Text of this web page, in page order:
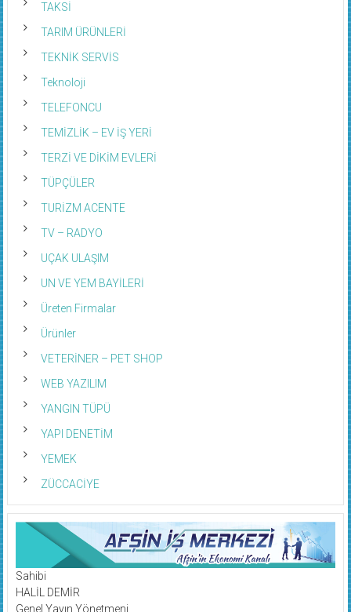
TAKSİ
TARIM ÜRÜNLERİ
TEKNİK SERVİS
Teknoloji
TELEFONCU
TEMİZLİK – EV İŞ YERİ
TERZİ VE DİKİM EVLERİ
TÜPÇÜLER
TURİZM ACENTE
TV – RADYO
UÇAK ULAŞIM
UN VE YEM BAYİLERİ
Üreten Firmalar
Ürünler
VETERİNER – PET SHOP
WEB YAZILIM
YANGIN TÜPÜ
YAPI DENETİM
YEMEK
ZÜCCACİYE
Sahibi
HALİL DEMİR
Genel Yayın Yönetmeni